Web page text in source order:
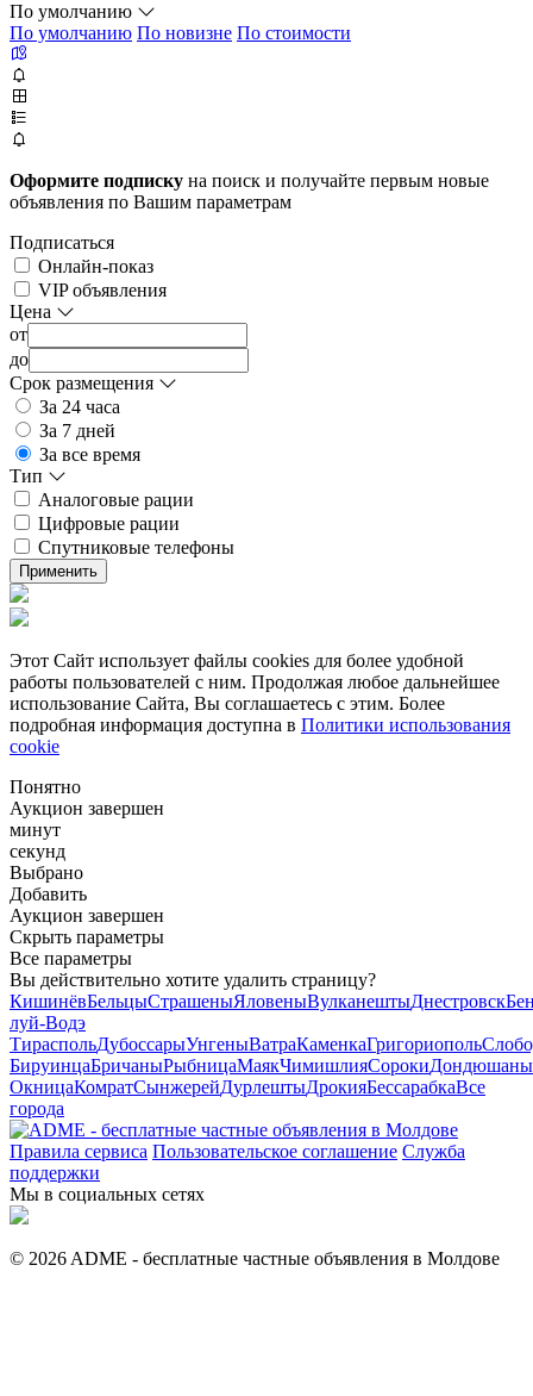
По умолчанию
По умолчанию По новизне По стоимости
Оформите подписку на поиск и получайте первым новые
объявления по Вашим параметрам
Подписаться
Онлайн-показ
VIP объявления
Цена
от
до
Срок размещения
За 24 часа
За 7 дней
За все время
Тип
Аналоговые рации
Цифровые рации
Спутниковые телефоны
Применить
Этот Сайт использует файлы cookies для более удобной
работы пользователей с ним. Продолжая любое дальнейшее
использование Сайта, Вы соглашаетесь с этим. Более
подробная информация доступна в Политики использования
cookie
Понятно
Аукцион завершен
минут
секунд
Выбрано
Добавить
Аукцион завершен
Скрыть параметры
Все параметры
Вы действительно хотите удалить страницу?
КишинёвБельцыСтрашеныЯловеныВулканештыДнестровск
луй-Водэ
ТираспольДубоссарыУнгеныВатраКаменкаГригориополь
БируинцаБричаныРыбницаМаякЧимишлияСорокиДондюшаны
ОкницаКомратСынжерейДурлештыДрокияБессарабкаВсе
города
Правила сервиса Пользовательское соглашение Служба
поддержки
Мы в социальных сетях
© 2026 ADME - бесплатные частные объявления в Молдове